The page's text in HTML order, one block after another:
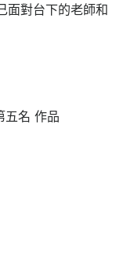
面對台下的老師和
五名 作品